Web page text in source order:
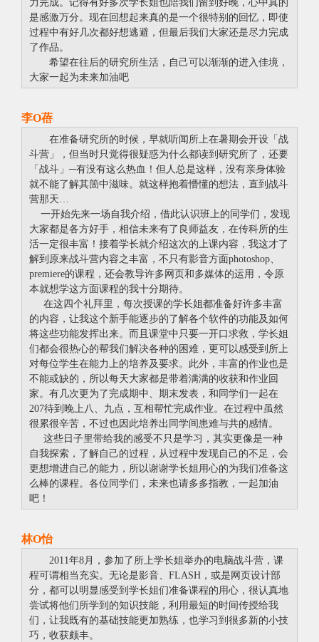
力完成。记得有好多次学长姐也陪我们留到好晚，心中真的
是感激万分。现在回想起来真的是一个很特别的回忆，即使
过程中有好几次都好想逃避，但最后我们大家还是尽力完成
了作品。
希望在往后的研究所生活，自己可以渐渐的进入佳境，
大家一起为未来加油吧
李O蓓
在准备研究所的时候，早就听闻所上在暑期会开设「战
斗营」，但当时只觉得很疑惑为什么都读到研究所了，还要
「战斗」─有没有这么热血！但人总是这样，没有亲身体验
就不能了解其箇中滋味。就这样抱着懵懂的想法，直到战斗
营那天…
一开始先来一场自我介绍，借此认识班上的同学们，发现
大家都是各方好手，相信未来有了良师益友，在传科所的生
活一定很丰富！接着学长就介绍这次的上课内容，我这才了
解到原来战斗营内容之丰富，不只有影音方面photoshop、
premiere的课程，还会教导许多网页和多媒体的运用，令原
本就想学这方面课程的我十分期待。
在这四个礼拜里，每次授课的学长姐都准备好许多丰富
的内容，让我这个新手能逐步的了解各个软件的功能及如何
将这些功能发挥出来。而且课堂中只要一开口求救，学长姐
们都会很热心的帮我们解决各种的困难，更可以感受到所上
对每位学生在能力上的培养及要求。此外，丰富的作业也是
不能或缺的，所以每天大家都是带着满满的收获和作业回
家。有几次更为了完成期中、期末发表，和同学们一起在
207待到晚上八、九点，互相帮忙完成作业。在过程中虽然
很累很辛苦，不过也因此培养出同学间患难与共的感情。
这些日子里带给我的感受不只是学习，其实更像是一种
自我探索，了解自己的过程，从过程中发现自己的不足，会
更想增进自己的能力，所以谢谢学长姐用心的为我们准备这
么棒的课程。各位同学们，未来也请多多指教，一起加油
吧！
林O怡
2011年8月，参加了所上学长姐举办的电脑战斗营，课
程可谓相当充实。无论是影音、FLASH，或是网页设计部
分，都可以明显感受到学长姐们准备课程的用心，很认真地
尝试将他们所学到的知识技能，利用最短的时间传授给我
们，让我既有的基础技能更加熟练，也学习到很多新的小技
巧，收获颇丰。